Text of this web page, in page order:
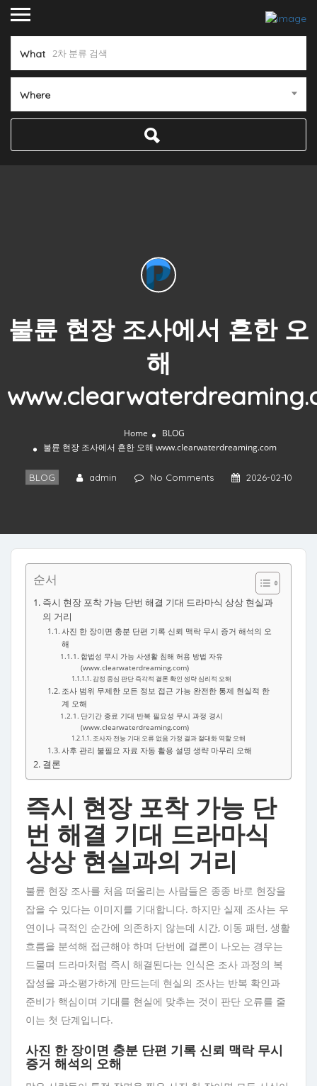
What
Where
불륜 현장 조사에서 흔한 오
해
Home
BLOG
불륜 현장 조사에서 흔한 오해 www.clearwaterdreaming.com
BLOG admin No Comments 2026-02-10
순서
즉시 현장 포착 가능 단번 해결 기대 드라마식 상상 현실과
의 거리
사진 한 장이면 충분 단편 기록 신뢰 맥락 무시 증거 해석의 오
해
합법성 무시 가능 사생활 침해 허용 방법 자유
(www.clearwaterdreaming.com)
감정 중심 판단 즉각적 결론 확인 생략 심리적 오해
조사 범위 무제한 모든 정보 접근 가능 완전한 통제 현실적 한
계 오해
단기간 종료 기대 반복 필요성 무시 과정 경시
(www.clearwaterdreaming.com)
조사자 전능 기대 오류 없음 가정 결과 절대화 역할 오해
사후 관리 불필요 자료 자동 활용 설명 생략 마무리 오해
결론
즉시 현장 포착 가능 단
번 해결 기대 드라마식
상상 현실과의 거리
불륜 현장 조사를 처음 떠올리는 사람들은 종종 바로 현장을
잡을 수 있다는 이미지를 기대합니다. 하지만 실제 조사는 우
연이나 극적인 순간에 의존하지 않는데 시간, 이동 패턴, 생활
흐름을 분석해 접근해야 하며 단번에 결론이 나오는 경우는
드물며 드라마처럼 즉시 해결된다는 인식은 조사 과정의 복
잡성을 과소평가하게 만드는데 현실의 조사는 반복 확인과
준비가 핵심이며 기대를 현실에 맞추는 것이 판단 오류를 줄
이는 첫 단계입니다.
사진 한 장이면 충분 단편 기록 신뢰 맥락 무시
증거 해석의 오해